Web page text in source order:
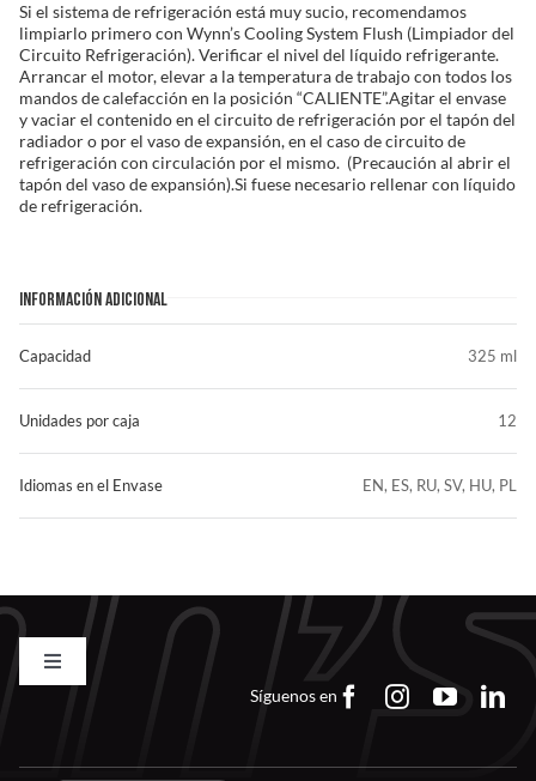
Si el sistema de refrigeración está muy sucio, recomendamos
limpiarlo primero con Wynn’s Cooling System Flush (Limpiador del
Circuito Refrigeración). Verificar el nivel del líquido refrigerante.
Arrancar el motor, elevar a la temperatura de trabajo con todos los
mandos de calefacción en la posición “CALIENTE”.Agitar el envase
y vaciar el contenido en el circuito de refrigeración por el tapón del
radiador o por el vaso de expansión, en el caso de circuito de
refrigeración con circulación por el mismo. (Precaución al abrir el
tapón del vaso de expansión).Si fuese necesario rellenar con líquido
de refrigeración.
INFORMACIÓN ADICIONAL
Capacidad
Unidades por caja
Idiomas en el Envase
325 ml
12
EN, ES, RU, SV, HU, PL
Toggle
Síguenos en